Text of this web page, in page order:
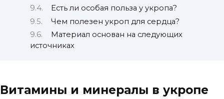
Есть ли особая польза у укропа?
Чем полезен укроп для сердца?
Материал основан на следующих
источниках
Витамины и минералы в укропе